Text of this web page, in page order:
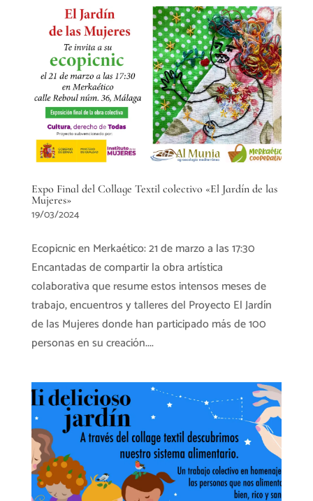
Expo Final del Collage Textil colectivo «El Jardín de las
Mujeres»
19/03/2024
Ecopicnic en Merkaético: 21 de marzo a las 17:30
Encantadas de compartir la obra artística
colaborativa que resume estos intensos meses de
trabajo, encuentros y talleres del Proyecto El Jardín
de las Mujeres donde han participado más de 100
personas en su creación....